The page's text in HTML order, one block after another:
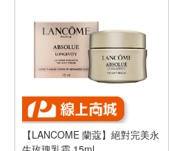
【LANCOME 蘭蔻】絕對完美永